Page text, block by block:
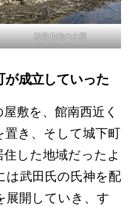
梅翁曲輪の土塁
が成立していった
敷を、館南西近く
置き、そして城下町
した地域だったよ
は武田氏の氏神を配
展開していき、す